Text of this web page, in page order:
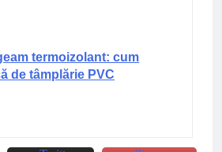
termoizolant: cum
de tâmplărie PVC